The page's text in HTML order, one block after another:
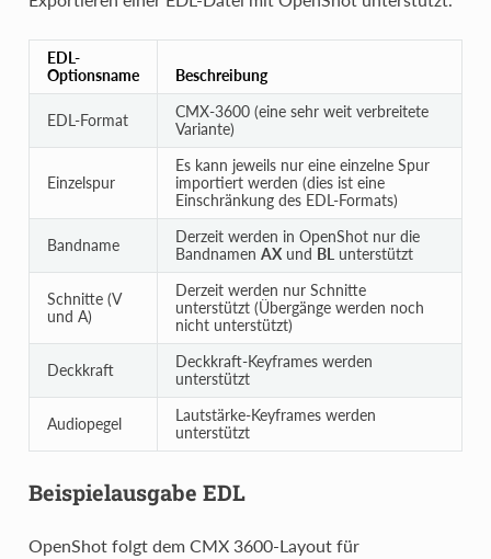
EDL-
Optionsname
Beschreibung
EDL-Format
CMX-3600 (eine sehr weit verbreitete
Variante)
Einzelspur
Es kann jeweils nur eine einzelne Spur
importiert werden (dies ist eine
Einschränkung des EDL-Formats)
Bandname
Derzeit werden in OpenShot nur die
Bandnamen AXund BL unterstützt
Schnitte (V
und A)
Derzeit werden nur Schnitte
unterstützt (Übergänge werden noch
nicht unterstützt)
Deckkraft
Deckkraft-Keyframes werden
unterstützt
Audiopegel
Lautstärke-Keyframes werden
unterstützt
Beispielausgabe EDL
OpenShot folgt dem CMX 3600-Layout für